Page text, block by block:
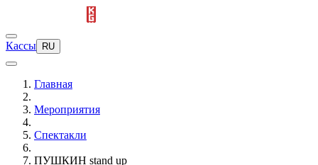
Кассы RU
Главная
Мероприятия
Спектакли
ПУШКИН stand up